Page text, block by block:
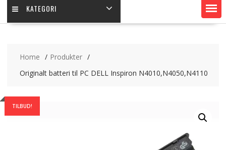
KATEGORI
Home
Produkter
Originalt batteri til PC DELL Inspiron N4010,N4050,N4110
TILBUD!